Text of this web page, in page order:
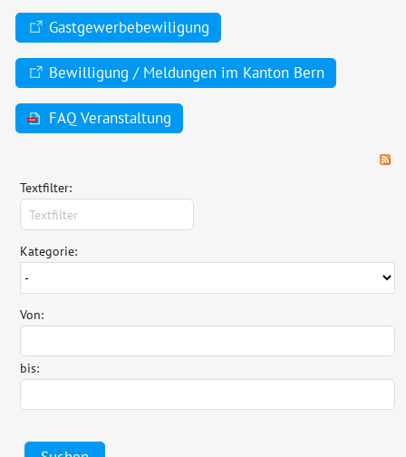
Gastgewerbebewiligung
Bewilligung / Meldungen im Kanton Bern
FAQ Veranstaltung
Textfilter:
Kategorie:
Von:
bis: